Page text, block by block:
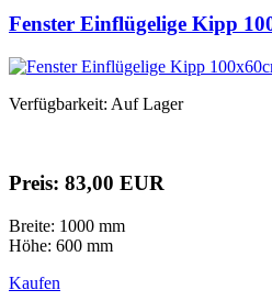
Fenster Einflügelige Kipp
Verfügbarkeit: Auf Lager
Preis: 83,00 EUR
Breite: 1000 mm
Höhe: 600 mm
Kaufen